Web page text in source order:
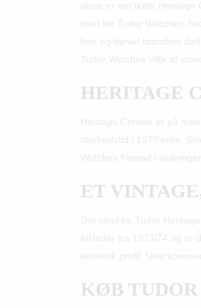
disse er det flotte
start for Tudor Watches,
hen og blevet brandets
Tudor Watches vifte af
HERITAGE
ET
KØB TUDOR